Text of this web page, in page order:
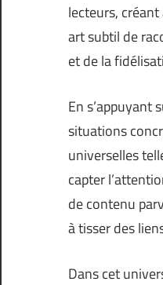
lecteurs,
art subtil de
et de la
En s’appuyant
situations
universelles
capter
de contenu
à tisser des
Dans cet